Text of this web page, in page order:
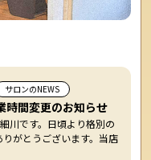
サロンのNEWS
時間変更のお知らせ
川です。日頃より格別の
がとうございます。当店